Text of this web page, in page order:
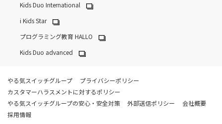
Kids Duo International
i Kids Star
プログラミング教育 HALLO
Kids Duo advanced
やる気スイッチグループ
プライバシーポリシー
カスタマーハラスメントに対するポリシー
やる気スイッチグループの安心・安全対策
外部送信ポリシー
会社概要
採用情報